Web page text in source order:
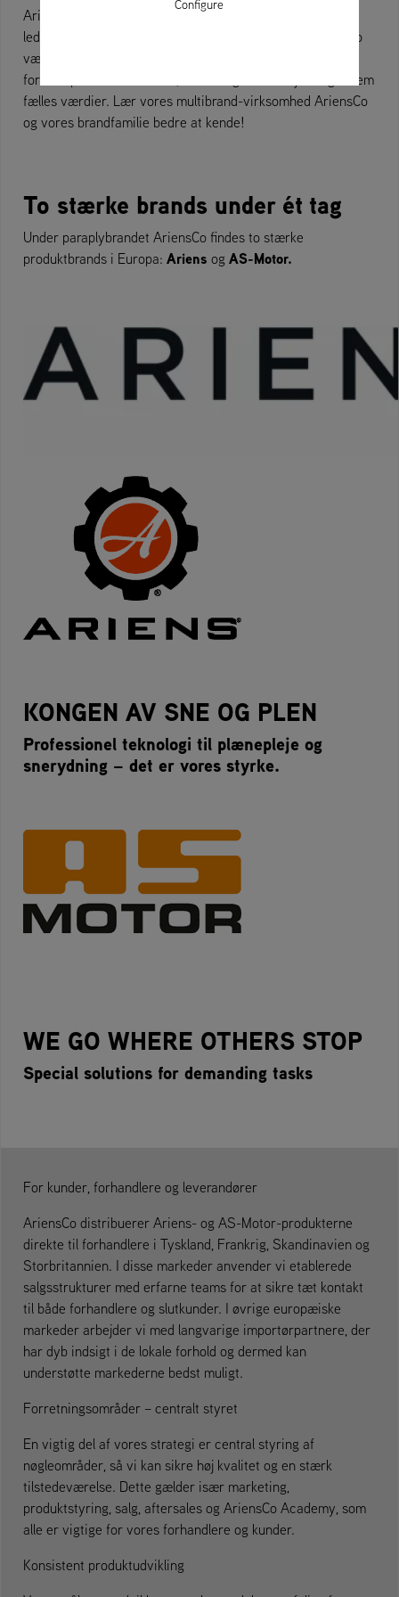
Ariens, mens femte generation allerede er aktiv på
ledelsesniveau. Siden grundlæggelsen i 1933 har AriensCo
været en kvalitetsproducent med stolte traditioner, der
forener produktionssteder, brands og medarbejdere gennem
fælles værdier. Lær vores multibrand-virksomhed AriensCo
og vores brandfamilie bedre at kende!
To stærke brands under ét tag
Under paraplybrandet AriensCo findes to stærke
produktbrands i Europa: Ariens og AS-Motor.
KONGEN AV SNE OG PLEN
Professionel teknologi til plænepleje og
snerydning – det er vores styrke.
WE GO WHERE OTHERS STOP
Special solutions for demanding tasks
For kunder, forhandlere og leverandører
AriensCo distribuerer Ariens- og AS-Motor-produkterne
direkte til forhandlere i Tyskland, Frankrig, Skandinavien og
Storbritannien. I disse markeder anvender vi etablerede
salgsstrukturer med erfarne teams for at sikre tæt kontakt
til både forhandlere og slutkunder. I øvrige europæiske
markeder arbejder vi med langvarige importørpartnere, der
har dyb indsigt i de lokale forhold og dermed kan
understøtte markederne bedst muligt.
Forretningsområder – centralt styret
En vigtig del af vores strategi er central styring af
nøgleområder, så vi kan sikre høj kvalitet og en stærk
tilstedeværelse. Dette gælder især marketing,
produktstyring, salg, aftersales og AriensCo Academy, som
alle er vigtige for vores forhandlere og kunder.
Konsistent produktudvikling
Configure